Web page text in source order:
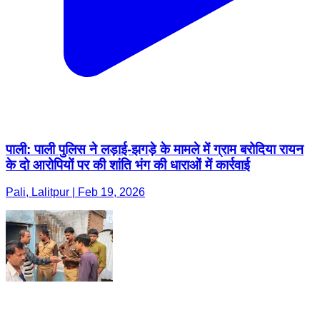
पाली: पाली पुलिस ने लड़ाई-झगड़े के मामले में ग्राम बरोदिया रायन
के दो आरोपियों पर की शांति भंग की धाराओं में कार्रवाई
Pali, Lalitpur | Feb 19, 2026